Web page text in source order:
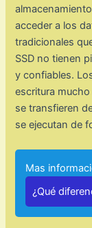
acceder a los
tradicionales
SSD no tienen
y confiables.
escritura
se transfieren
se ejecutan de
Mas
¿Qué